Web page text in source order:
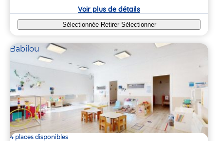
Voir plus de détails
Sélectionnée Retirer Sélectionner
Babilou
4 places disponibles